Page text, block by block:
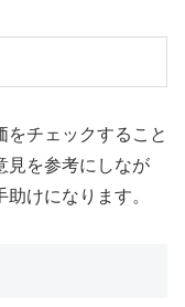
をチェックすること
見を参考にしなが
けになります。